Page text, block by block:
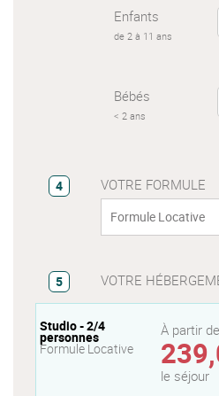
Enfants
de 2 à 11 ans
Bébés
< 2 ans
4 VOTRE FORMULE
Formule Locative
5 VOTRE
Studio - 2/4
personnes
Formule Locative
À partir de
le séjour